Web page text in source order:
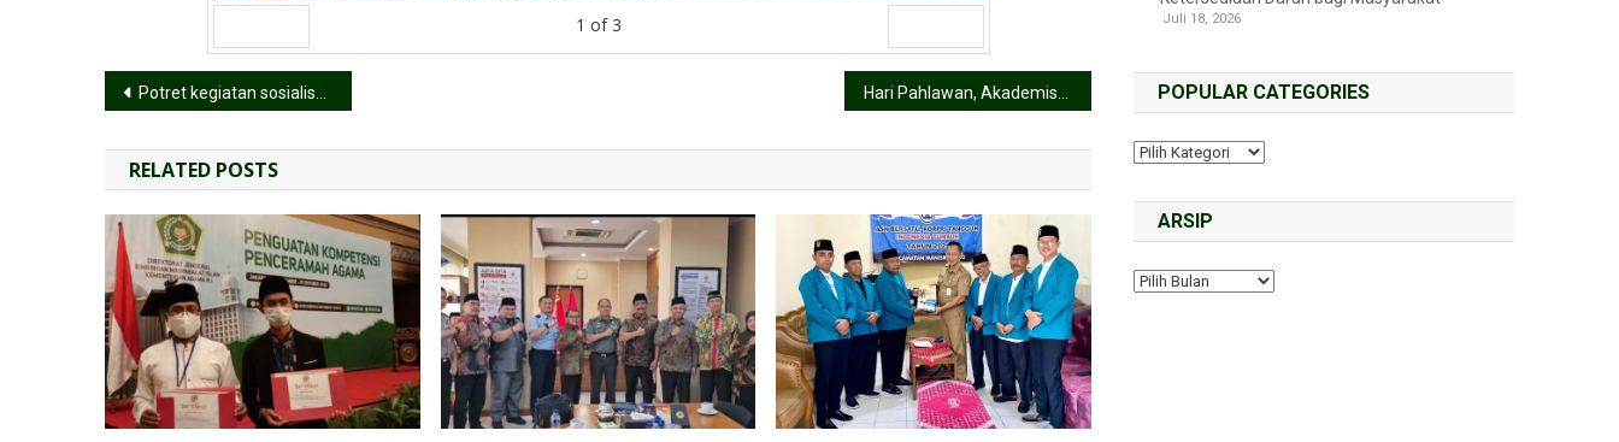
Prev
1 of 3
Next
Potret kegiatan sosialisasi tertib administrasi tata kelola aset di ponpes Insan Qur’any Tawangmangu
RELATED POSTS
Juli 18, 2026
POPULAR CATEGORIES
ARSIP